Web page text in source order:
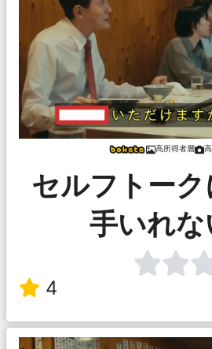
高所得者層
セルフトー
手いれ
4